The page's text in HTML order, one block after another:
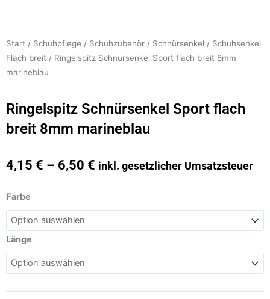
Start / Schuhpflege / Schuhzubehör / Schnürsenkel / Schuhsenkel
Flach breit / Ringelspitz Schnürsenkel Sport flach breit 8mm
marineblau
Ringelspitz Schnürsenkel Sport flach
breit 8mm marineblau
4,15 € – 6,50 € inkl. gesetzlicher Umsatzsteuer
Farbe
Länge
Ringelspitz
Schnürsenkel
Sport
flach
breit
8mm